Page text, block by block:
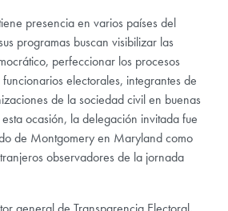
presencia en varios países del
programas buscan visibilizar las
perfeccionar los procesos
electorales, integrantes de
de la sociedad civil en buenas
ocasión, la delegación invitada fue
de Montgomery en Maryland como
observadores de la jornada